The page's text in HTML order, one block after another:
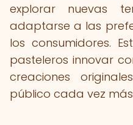
explorar nuevas
adaptarse a las
los consumidores.
pasteleros innovar
creaciones
público cada vez